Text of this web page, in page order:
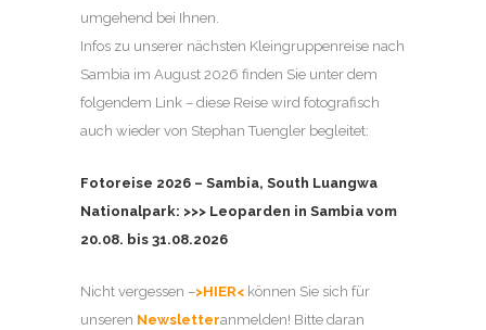
umgehend bei Ihnen.
Infos zu unserer nächsten Kleingruppenreise nach
Sambia im August 2026 finden Sie unter dem
folgendem Link – diese Reise wird fotografisch
auch wieder von Stephan Tuengler begleitet:
Fotoreise 2026 – Sambia, South Luangwa
Nationalpark: >>> Leoparden in Sambia vom
20.08. bis 31.08.2026
Nicht vergessen –>HIER< können Sie sich für
unseren Newsletteranmelden! Bitte daran